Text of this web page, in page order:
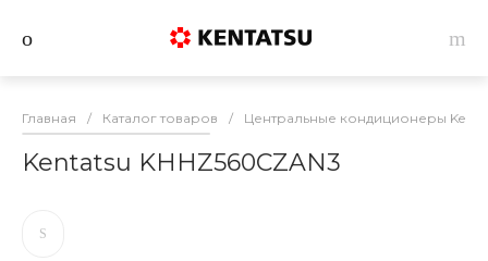
Главная / Каталог товаров / Центральные кондиционеры
Kentatsu KHHZ560CZAN3